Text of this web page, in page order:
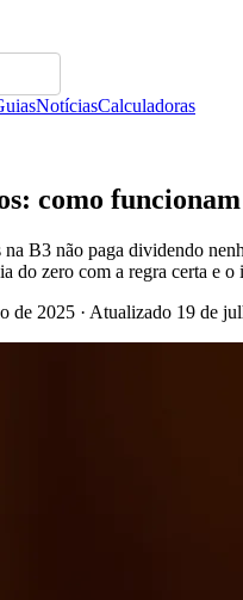
NotíciasCalculadoras
como
B3 não paga dividendo
do zero com a regra certa e o
de 2025 · Atualizado 19 de